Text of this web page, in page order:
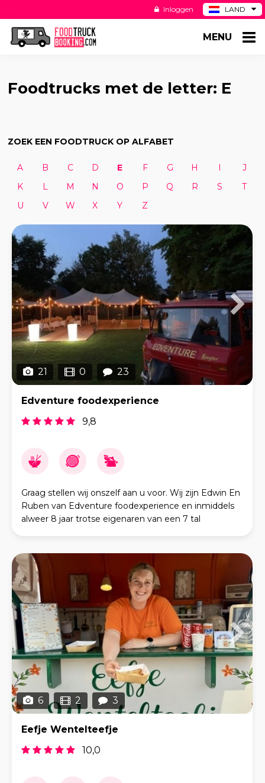
LAND
DE
Inloggen
MENU
Foodtrucks met de letter: E
ZOEK EEN FOODTRUCK OP ALFABET
A B C D E F G H I
J
K
L M N O P Q R S
T
U
V W X Y Z
21 0 23
Edventure foodexperience
9,8
Graag stellen wij onszelf aan u voor. Wij zijn Edwin En
Ruben van Edventure foodexperience en inmiddels
alweer 8 jaar trotse eigenaren van een 7 tal
6 2 3
Eefje Wentelteefje
10,0